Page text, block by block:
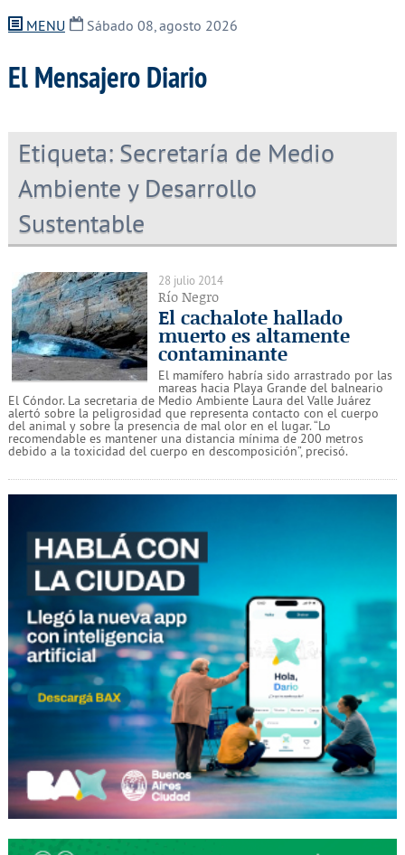
MENU Sábado 08, agosto 2026
El Mensajero Diario
Etiqueta: Secretaría de Medio
Ambiente y Desarrollo
Sustentable
28 julio 2014
Río Negro
El cachalote hallado
muerto es altamente
contaminante
El mamífero habría sido arrastrado por las
mareas hacia Playa Grande del balneario
El Cóndor. La secretaria de Medio Ambiente Laura del Valle Juárez
alertó sobre la peligrosidad que representa contacto con el cuerpo
del animal y sobre la presencia de mal olor en el lugar. “Lo
recomendable es mantener una distancia mínima de 200 metros
debido a la toxicidad del cuerpo en descomposición”, precisó.